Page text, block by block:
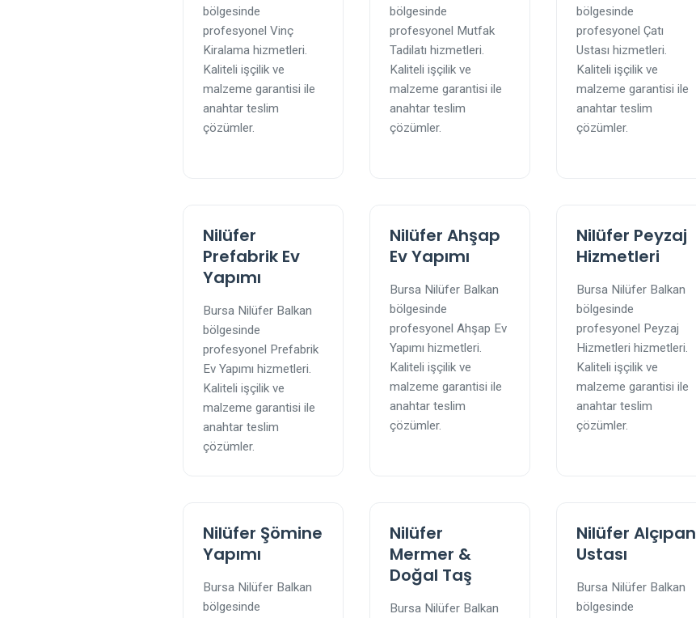
bölgesinde
profesyonel Vinç
Kiralama hizmetleri.
Kaliteli işçilik ve
malzeme garantisi ile
anahtar teslim
çözümler.
bölgesinde
profesyonel Mutfak
Tadilatı hizmetleri.
Kaliteli işçilik ve
malzeme garantisi ile
anahtar teslim
çözümler.
bölgesinde
profesyonel Çatı
Ustası hizmetleri.
Kaliteli işçilik ve
malzeme garantisi ile
anahtar teslim
çözümler.
Nilüfer
Prefabrik Ev
Yapımı
Bursa Nilüfer Balkan
bölgesinde
profesyonel Prefabrik
Ev Yapımı hizmetleri.
Kaliteli işçilik ve
malzeme garantisi ile
anahtar teslim
çözümler.
Nilüfer Ahşap
Ev Yapımı
Bursa Nilüfer Balkan
bölgesinde
profesyonel Ahşap Ev
Yapımı hizmetleri.
Kaliteli işçilik ve
malzeme garantisi ile
anahtar teslim
çözümler.
Nilüfer Peyzaj
Hizmetleri
Bursa Nilüfer Balkan
bölgesinde
profesyonel Peyzaj
Hizmetleri hizmetleri.
Kaliteli işçilik ve
malzeme garantisi ile
anahtar teslim
çözümler.
Nilüfer Şömine
Yapımı
Bursa Nilüfer Balkan
bölgesinde
Nilüfer
Mermer &
Doğal Taş
Bursa Nilüfer Balkan
Nilüfer Alçıpan
Ustası
Bursa Nilüfer Balkan
bölgesinde